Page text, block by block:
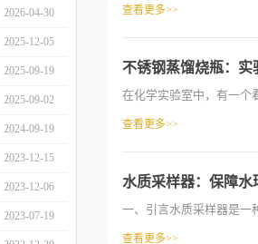
2026-04-30
2025-12-05
2025-09-19
2025-09-02
2024-09-19
2023-12-15
2023-12-06
2023-07-19
查看更多>>
不锈钢蒸馏烧瓶：实
在化学实验室中，有一个
查看更多>>
水质采样器：保障水
一、引言水质采样器是一
查看更多>>